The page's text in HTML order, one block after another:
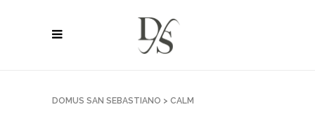
DOMUS SAN SEBASTIANO > CALM